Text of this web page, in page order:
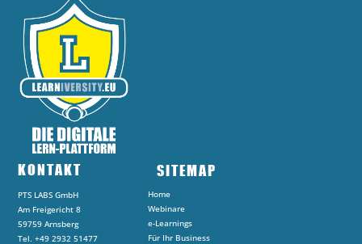
KONTAKT
PTS LABS GmbH
Am Freigericht 8
59759 Arnsberg
Tel. +49 2932 51477
SITEMAP
Home
Webinare
e-Learnings
Für Ihr Business